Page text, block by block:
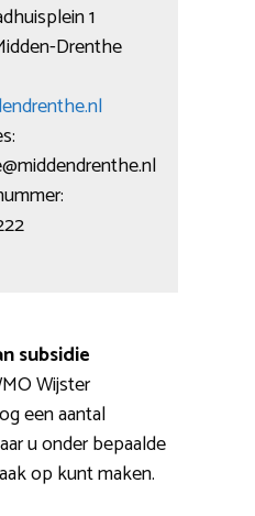
1
Drenthe
subsidie
Wijster
een aantal
u onder bepaalde
op kunt maken.